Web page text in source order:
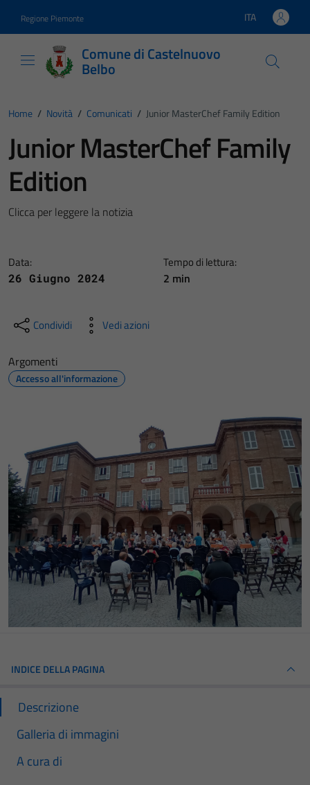
Regione Piemonte Lingua attiva:
ITA
Comune di Castelnuovo
Belbo
Home / Novità / Comunicati / Junior MasterChef Family Edition
Junior MasterChef Family
Edition
Clicca per leggere la notizia
Data:
26 Giugno 2024
Tempo di lettura:
2 min
Condividi Vedi azioni
Argomenti
Accesso all'informazione
INDICE DELLA PAGINA
Descrizione
Galleria di immagini
A cura di